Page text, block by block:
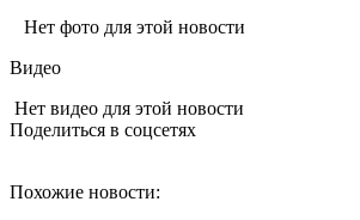
Нет фото для этой новости
Видео
Нет видео для этой новости
Поделиться в соцсетях
Похожие новости: